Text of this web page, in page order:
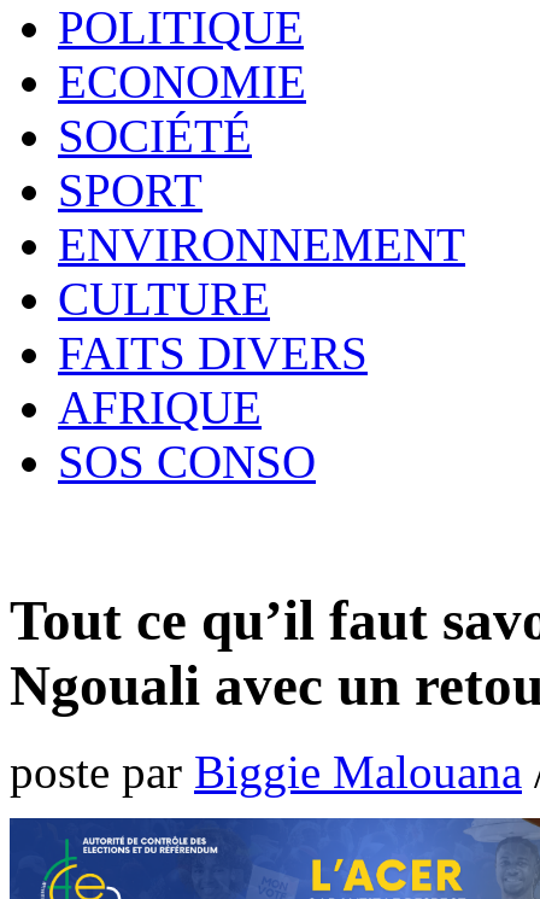
POLITIQUE
ECONOMIE
SOCIÉTÉ
SPORT
ENVIRONNEMENT
CULTURE
FAITS DIVERS
AFRIQUE
SOS CONSO
Tout ce qu’il faut
Ngouali avec un
poste par Biggie Malouana